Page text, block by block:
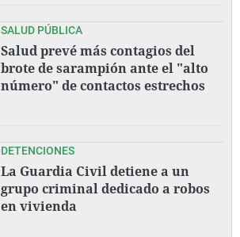
SALUD PÚBLICA
Salud prevé más contagios del
brote de sarampión ante el "alto
número" de contactos estrechos
DETENCIONES
La Guardia Civil detiene a un
grupo criminal dedicado a robos
en vivienda